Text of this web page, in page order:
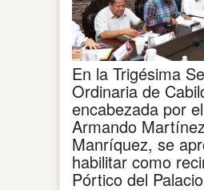
En la Trigésima
Ordinaria de
encabezada por
Armando
Manríquez, se
habilitar como
Pórtico del